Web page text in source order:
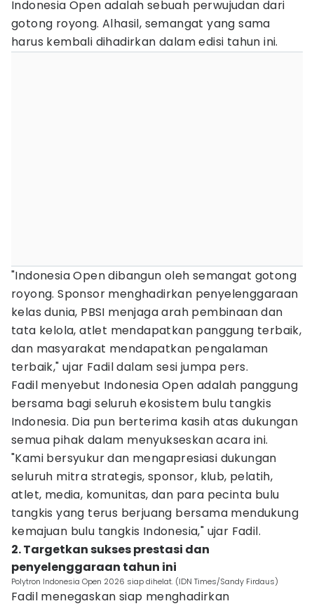
Indonesia Open adalah sebuah perwujudan dari
gotong royong. Alhasil, semangat yang sama
harus kembali dihadirkan dalam edisi tahun ini.
"Indonesia Open dibangun oleh semangat gotong
royong. Sponsor menghadirkan penyelenggaraan
kelas dunia, PBSI menjaga arah pembinaan dan
tata kelola, atlet mendapatkan panggung terbaik,
dan masyarakat mendapatkan pengalaman
terbaik," ujar Fadil dalam sesi jumpa pers.
Fadil menyebut Indonesia Open adalah panggung
bersama bagi seluruh ekosistem bulu tangkis
Indonesia. Dia pun berterima kasih atas dukungan
semua pihak dalam menyukseskan acara ini.
"Kami bersyukur dan mengapresiasi dukungan
seluruh mitra strategis, sponsor, klub, pelatih,
atlet, media, komunitas, dan para pecinta bulu
tangkis yang terus berjuang bersama mendukung
kemajuan bulu tangkis Indonesia," ujar Fadil.
2. Targetkan sukses prestasi dan
penyelenggaraan tahun ini
Polytron Indonesia Open 2026 siap dihelat. (IDN Times/Sandy Firdaus)
Fadil menegaskan siap menghadirkan